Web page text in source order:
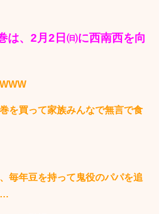
は、2月2日㈰に西南西を向
を買って家族みんなで無言で食
毎年豆を持って鬼役のパパを追
…